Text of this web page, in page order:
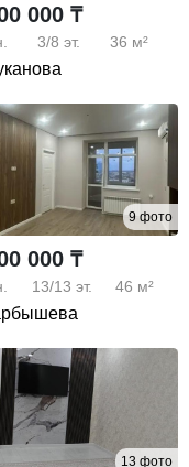
000 ₸
3/8 эт. 36 м²
9 фото
000 ₸
13/13 эт. 46 м²
13 фото